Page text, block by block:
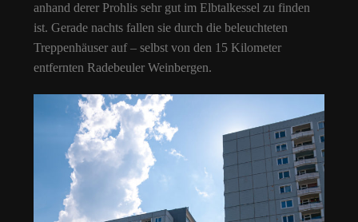
anhand derer Prohlis sehr gut im Elbtalkessel zu finden
ist. Gerade nachts fallen sie durch die beleuchteten
Treppenhäuser auf – selbst von den 15 Kilometer
entfernten Radebeuler Weinbergen.